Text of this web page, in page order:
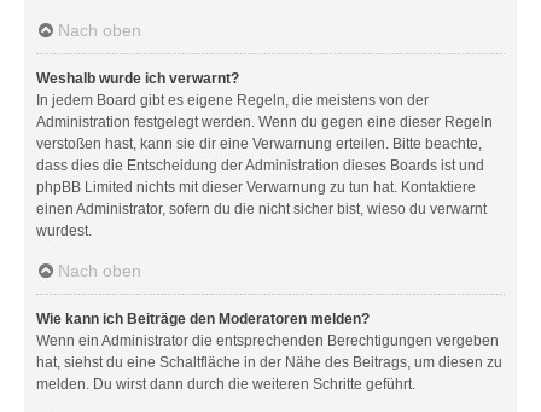
Nach oben
Weshalb wurde ich verwarnt?
In jedem Board gibt es eigene Regeln, die meistens von der
Administration festgelegt werden. Wenn du gegen eine dieser Regeln
verstoßen hast, kann sie dir eine Verwarnung erteilen. Bitte beachte,
dass dies die Entscheidung der Administration dieses Boards ist und
phpBB Limited nichts mit dieser Verwarnung zu tun hat. Kontaktiere
einen Administrator, sofern du die nicht sicher bist, wieso du verwarnt
wurdest.
Nach oben
Wie kann ich Beiträge den Moderatoren melden?
Wenn ein Administrator die entsprechenden Berechtigungen vergeben
hat, siehst du eine Schaltfläche in der Nähe des Beitrags, um diesen zu
melden. Du wirst dann durch die weiteren Schritte geführt.